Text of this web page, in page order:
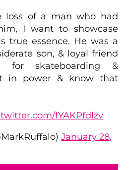
loss of a man who had
I want to showcase
true essence. He was a
son, & loyal friend
for skateboarding &
in power & know that
fYAKPfdlzv
January 28,